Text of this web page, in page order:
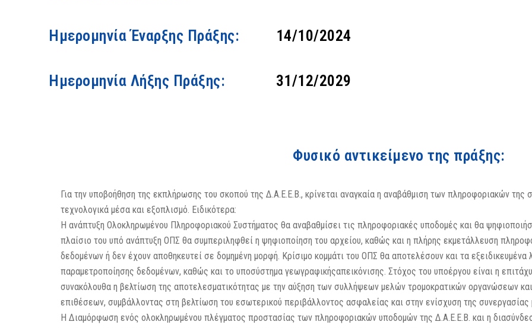
Ημερομηνία Έναρξης Πράξης: 14/10/2024
Ημερομηνία Λήξης Πράξης: 31/12/2029
Φυσικό αντικείμενο της πράξης:
Για την υποβοήθηση της εκπλήρωσης του σκοπού της Δ.Α.Ε.Ε.Β., κρίνεται αναγκαία η αναβάθμιση των πληροφοριακών
τεχνολογικά μέσα και εξοπλισμό. Ειδικότερα:
Η ανάπτυξη Ολοκληρωμένου Πληροφοριακού Συστήματος θα αναβαθμίσει τις πληροφοριακές υποδομές και θα
πλαίσιο του υπό ανάπτυξη ΟΠΣ θα συμπεριληφθεί η ψηφιοποίηση του αρχείου, καθώς και η πλήρης εκμετάλλευση
δεδομένων ή δεν έχουν αποθηκευτεί σε δομημένη μορφή. Κρίσιμο κομμάτι του ΟΠΣ θα αποτελέσουν και τα εξειδικευμένα
παραμετροποίησης δεδομένων, καθώς και το υποσύστημα γεωγραφικήςαπεικόνισης. Στόχος του υποέργου είναι η
συνακόλουθα η βελτίωση της αποτελεσματικότητας με την αύξηση των συλλήψεων μελών τρομοκρατικών οργανώσεων
επιθέσεων, συμβάλλοντας στη βελτίωση του εσωτερικού περιβάλλοντος ασφαλείας και στην ενίσχυση της συνεργασίας
Η Διαμόρφωση ενός ολοκληρωμένου πλέγματος προστασίας των πληροφοριακών υποδομών της Δ.Α.Ε.Ε.Β. και η